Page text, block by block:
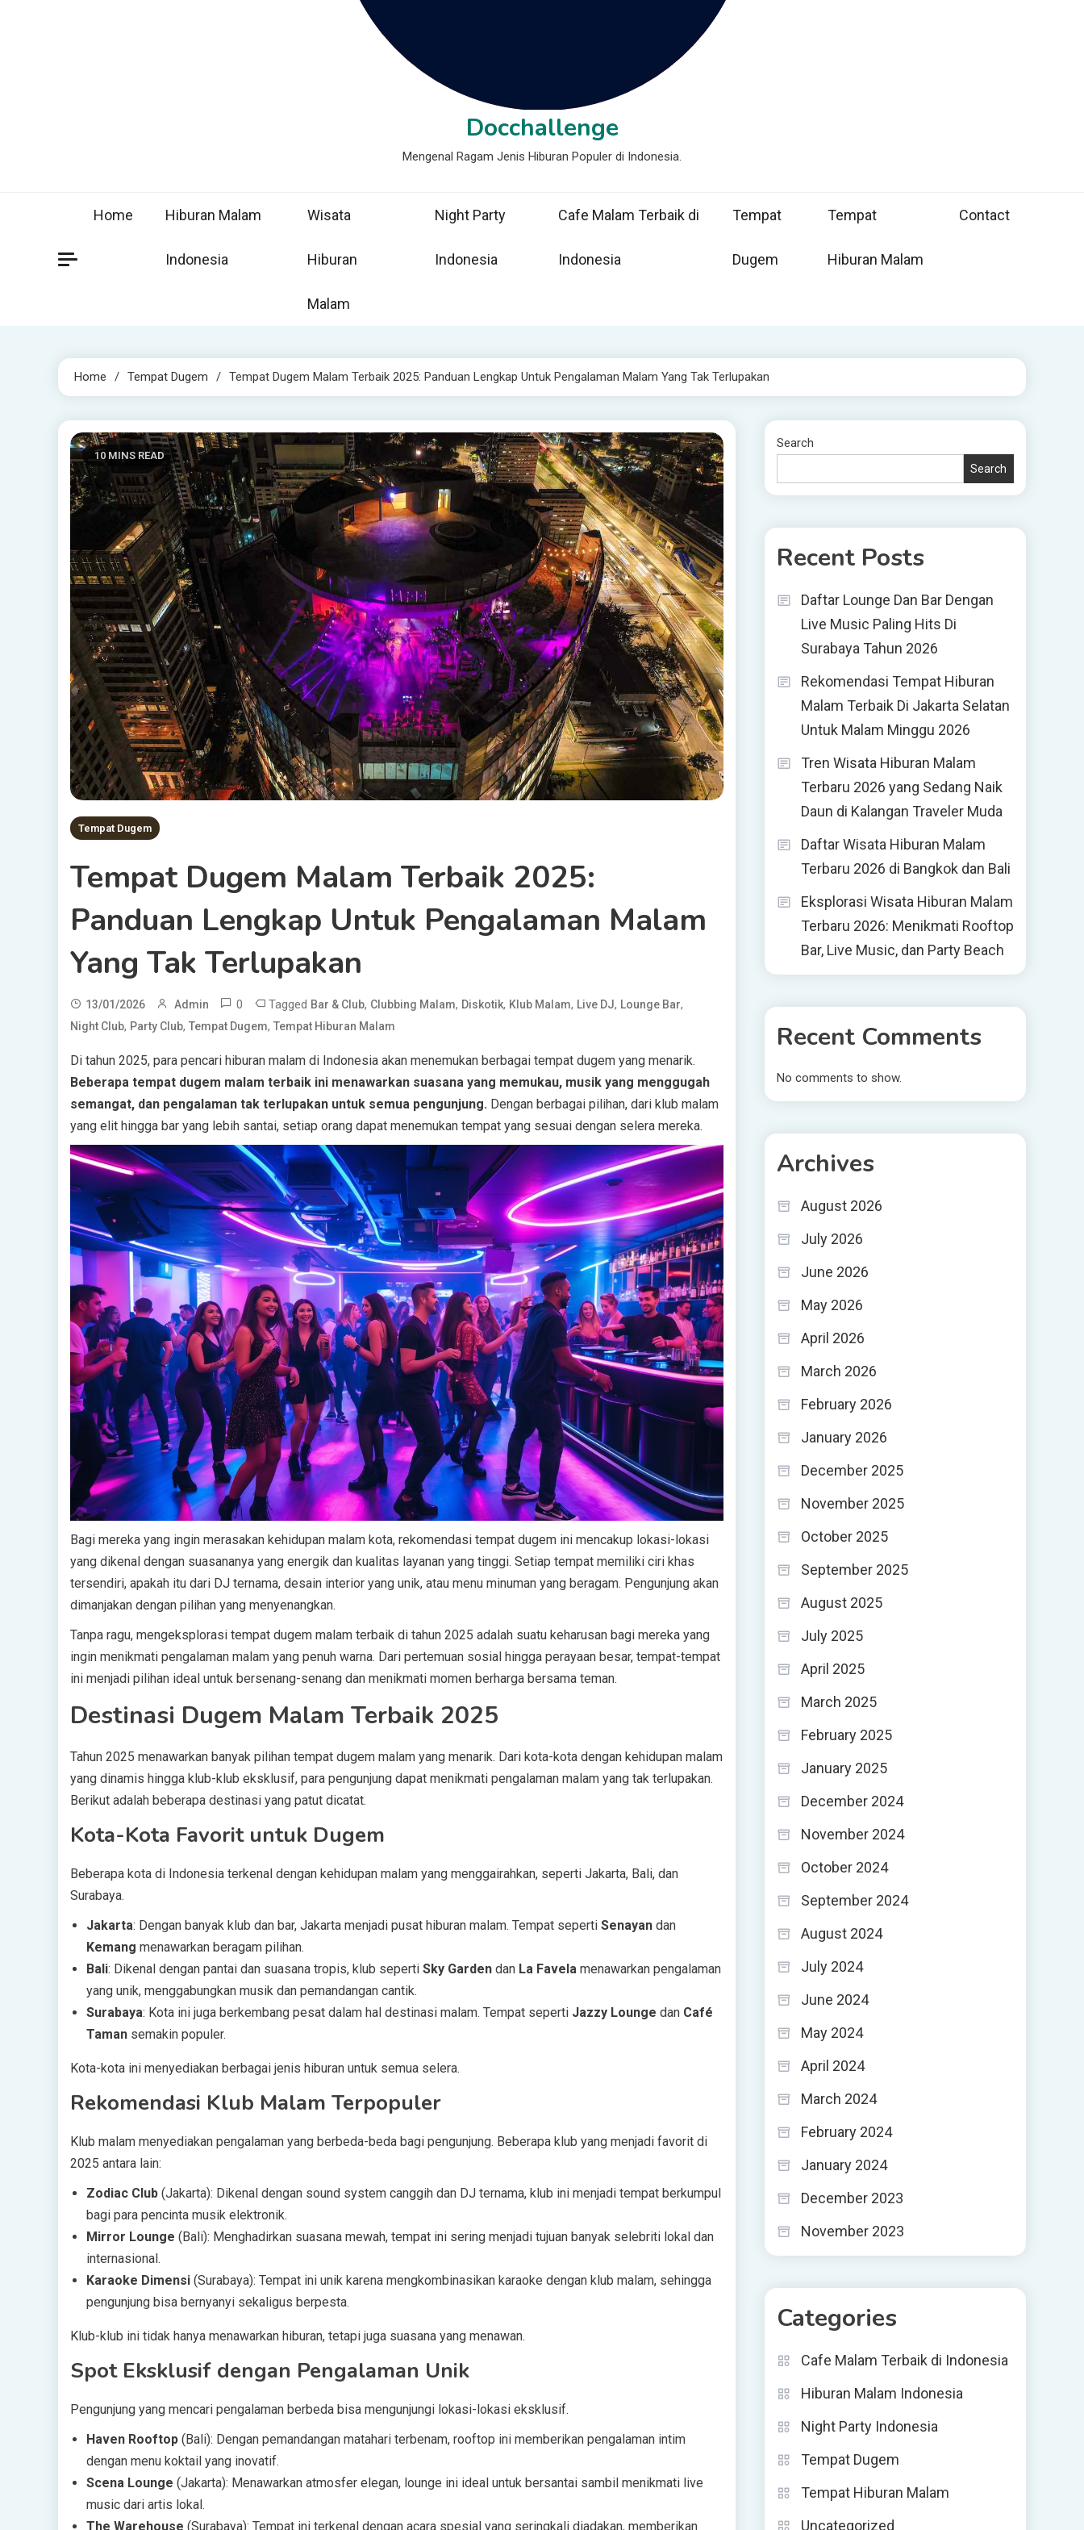
Docchallenge
Mengenal Ragam Jenis Hiburan Populer di Indonesia.
Home Hiburan Malam
Indonesia
Wisata
Hiburan
Malam
Night Party
Indonesia
Cafe Malam Terbaik di
Indonesia
Tempat
Dugem
Tempat
Hiburan Malam
Contact
Home Tempat Dugem Tempat Dugem Malam Terbaik 2025: Panduan Lengkap Untuk Pengalaman Malam Yang Tak Terlupakan
10 MINS READ
Tempat Dugem
Tempat Dugem Malam Terbaik 2025:
Panduan Lengkap Untuk Pengalaman Malam
Yang Tak Terlupakan
13/01/2026 Admin 0 Tagged Bar & Club, Clubbing Malam, Diskotik, Klub Malam, Live DJ, Lounge Bar,
Night Club, Party Club, Tempat Dugem, Tempat Hiburan Malam
Di tahun 2025, para pencari hiburan malam di Indonesia akan menemukan berbagai tempat dugem yang menarik.
Beberapa tempat dugem malam terbaik ini menawarkan suasana yang memukau, musik yang menggugah
semangat, dan pengalaman tak terlupakan untuk semua pengunjung. Dengan berbagai pilihan, dari klub malam
yang elit hingga bar yang lebih santai, setiap orang dapat menemukan tempat yang sesuai dengan selera mereka.
Bagi mereka yang ingin merasakan kehidupan malam kota, rekomendasi tempat dugem ini mencakup lokasi-lokasi
yang dikenal dengan suasananya yang energik dan kualitas layanan yang tinggi. Setiap tempat memiliki ciri khas
tersendiri, apakah itu dari DJ ternama, desain interior yang unik, atau menu minuman yang beragam. Pengunjung akan
dimanjakan dengan pilihan yang menyenangkan.
Tanpa ragu, mengeksplorasi tempat dugem malam terbaik di tahun 2025 adalah suatu keharusan bagi mereka yang
ingin menikmati pengalaman malam yang penuh warna. Dari pertemuan sosial hingga perayaan besar, tempat-tempat
ini menjadi pilihan ideal untuk bersenang-senang dan menikmati momen berharga bersama teman.
Destinasi Dugem Malam Terbaik 2025
Tahun 2025 menawarkan banyak pilihan tempat dugem malam yang menarik. Dari kota-kota dengan kehidupan malam
yang dinamis hingga klub-klub eksklusif, para pengunjung dapat menikmati pengalaman malam yang tak terlupakan.
Berikut adalah beberapa destinasi yang patut dicatat.
Kota-Kota Favorit untuk Dugem
Beberapa kota di Indonesia terkenal dengan kehidupan malam yang menggairahkan, seperti Jakarta, Bali, dan
Surabaya.
Jakarta: Dengan banyak klub dan bar, Jakarta menjadi pusat hiburan malam. Tempat seperti Senayan dan
Kemang menawarkan beragam pilihan.
Bali: Dikenal dengan pantai dan suasana tropis, klub seperti Sky Garden dan La Favela menawarkan pengalaman
yang unik, menggabungkan musik dan pemandangan cantik.
Surabaya: Kota ini juga berkembang pesat dalam hal destinasi malam. Tempat seperti Jazzy Lounge dan Café
Taman semakin populer.
Kota-kota ini menyediakan berbagai jenis hiburan untuk semua selera.
Rekomendasi Klub Malam Terpopuler
Klub malam menyediakan pengalaman yang berbeda-beda bagi pengunjung. Beberapa klub yang menjadi favorit di
2025 antara lain:
Zodiac Club (Jakarta): Dikenal dengan sound system canggih dan DJ ternama, klub ini menjadi tempat berkumpul
bagi para pencinta musik elektronik.
Mirror Lounge (Bali): Menghadirkan suasana mewah, tempat ini sering menjadi tujuan banyak selebriti lokal dan
internasional.
Karaoke Dimensi (Surabaya): Tempat ini unik karena mengkombinasikan karaoke dengan klub malam, sehingga
pengunjung bisa bernyanyi sekaligus berpesta.
Klub-klub ini tidak hanya menawarkan hiburan, tetapi juga suasana yang menawan.
Spot Eksklusif dengan Pengalaman Unik
Pengunjung yang mencari pengalaman berbeda bisa mengunjungi lokasi-lokasi eksklusif.
Haven Rooftop (Bali): Dengan pemandangan matahari terbenam, rooftop ini memberikan pengalaman intim
dengan menu koktail yang inovatif.
Scena Lounge (Jakarta): Menawarkan atmosfer elegan, lounge ini ideal untuk bersantai sambil menikmati live
music dari artis lokal.
The Warehouse (Surabaya): Tempat ini terkenal dengan acara spesial yang seringkali diadakan, memberikan
Search
Search
Recent Posts
Daftar Lounge Dan Bar Dengan
Live Music Paling Hits Di
Surabaya Tahun 2026
Rekomendasi Tempat Hiburan
Malam Terbaik Di Jakarta Selatan
Untuk Malam Minggu 2026
Tren Wisata Hiburan Malam
Terbaru 2026 yang Sedang Naik
Daun di Kalangan Traveler Muda
Daftar Wisata Hiburan Malam
Terbaru 2026 di Bangkok dan Bali
Eksplorasi Wisata Hiburan Malam
Terbaru 2026: Menikmati Rooftop
Bar, Live Music, dan Party Beach
Recent Comments
No comments to show.
Archives
August 2026
July 2026
June 2026
May 2026
April 2026
March 2026
February 2026
January 2026
December 2025
November 2025
October 2025
September 2025
August 2025
July 2025
April 2025
March 2025
February 2025
January 2025
December 2024
November 2024
October 2024
September 2024
August 2024
July 2024
June 2024
May 2024
April 2024
March 2024
February 2024
January 2024
December 2023
November 2023
Categories
Cafe Malam Terbaik di Indonesia
Hiburan Malam Indonesia
Night Party Indonesia
Tempat Dugem
Tempat Hiburan Malam
Uncategorized